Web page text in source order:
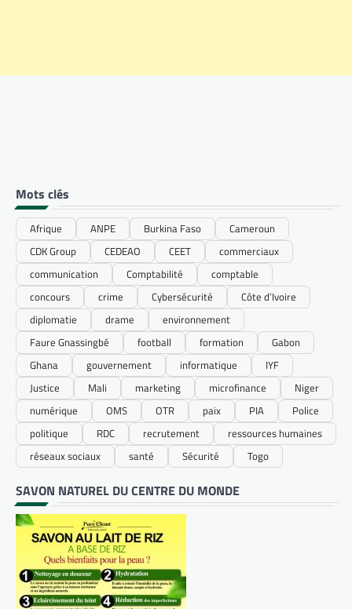
Mots clés
Afrique ANPE Burkina Faso
Cameroun
CDK Group
CEDEAO CEET
commerciaux
communication
Comptabilité
comptable
concours
crime Cybersécurité
Côte d’Ivoire
diplomatie
drame
environnement
Faure Gnassingbé
football formation
Gabon
Ghana
gouvernement informatique
IYF
Justice
Mali marketing microfinance
Niger
numérique
OMS OTR paix PIA
Police
politique
RDC recrutement
ressources humaines
réseaux sociaux
santé Sécurité Togo
SAVON NATUREL DU CENTRE DU MONDE